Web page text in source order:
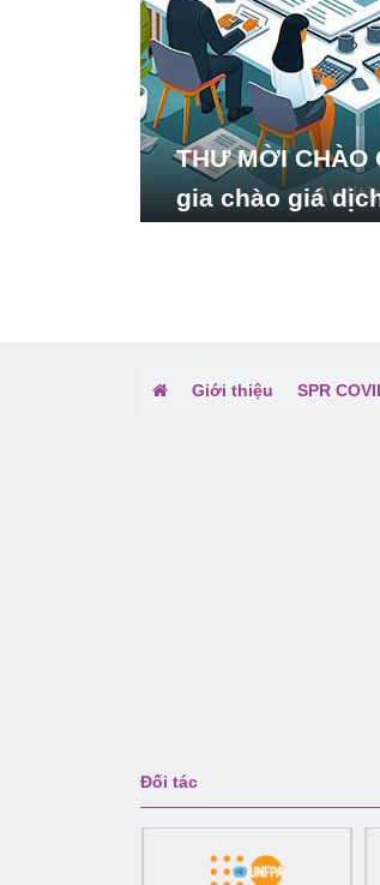
THƯ MỜI CHÀO
gia chào giá
Giới thiệu SPR
Đối tác